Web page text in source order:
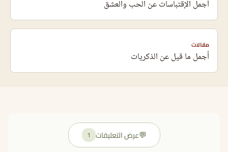
أجمل الإقتباسات عن الحب والعشق
مقالات
أجمل ما قيل عن الذكريات
💬عرض التعليقات 1